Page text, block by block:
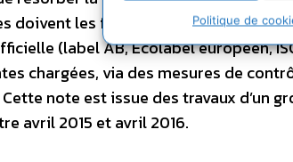
Politique de
doivent les faire vérifier par un tiers
(label AB, Ecolabel européen,
chargées, via des mesures de
note est issue des travaux d’un
avril 2015 et avril 2016.